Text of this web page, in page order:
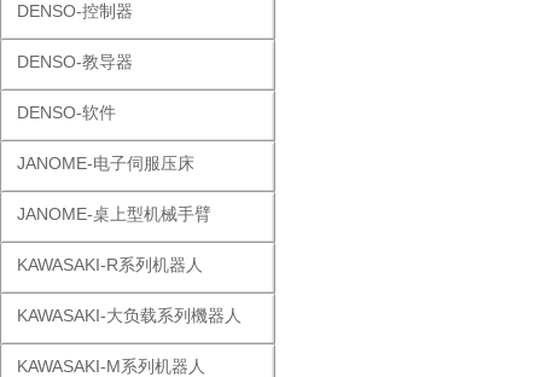
DENSO-控制器
DENSO-教导器
DENSO-软件
JANOME-电子伺服压床
JANOME-桌上型机械手臂
KAWASAKI-R系列机器人
KAWASAKI-大负载系列機器人
KAWASAKI-M系列机器人